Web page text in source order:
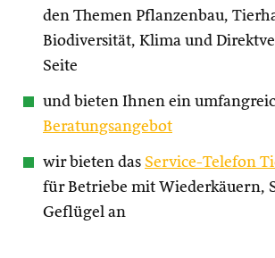
den Themen Pflanzenbau,
Biodiversität, Klima und
Seite
und bieten Ihnen ein
Beratungsangebot
wir bieten das Service-Telefon
für Betriebe mit Wiederkäuern,
Geflügel an